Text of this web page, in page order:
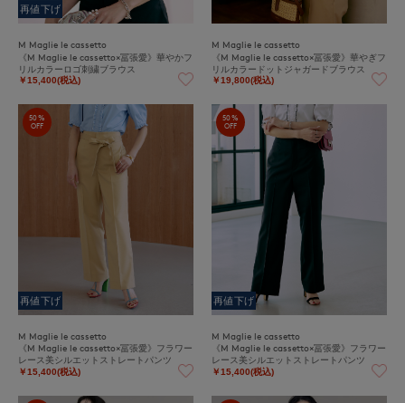
再値下げ
M Maglie le cassetto
《M Maglie le cassetto×冨張愛》華やかフ
リルカラーロゴ刺繍ブラウス
￥15,400(税込)
M Maglie le cassetto
《M Maglie le cassetto×冨張愛》華やぎフ
リルカラードットジャガードブラウス
￥19,800(税込)
50%
OFF
再値下げ
M Maglie le cassetto
《M Maglie le cassetto×冨張愛》フラワー
レース美シルエットストレートパンツ
￥15,400(税込)
50%
OFF
再値下げ
M Maglie le cassetto
《M Maglie le cassetto×冨張愛》フラワー
レース美シルエットストレートパンツ
￥15,400(税込)